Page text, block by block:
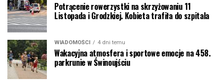
Potrącenie rowerzystki na skrzyżowaniu 11
Listopada i Grodzkiej. Kobieta trafiła do szpitala
WIADOMOŚCI 4 dni temu
Wakacyjna atmosfera i sportowe emocje na 458.
parkrunie w Świnoujściu